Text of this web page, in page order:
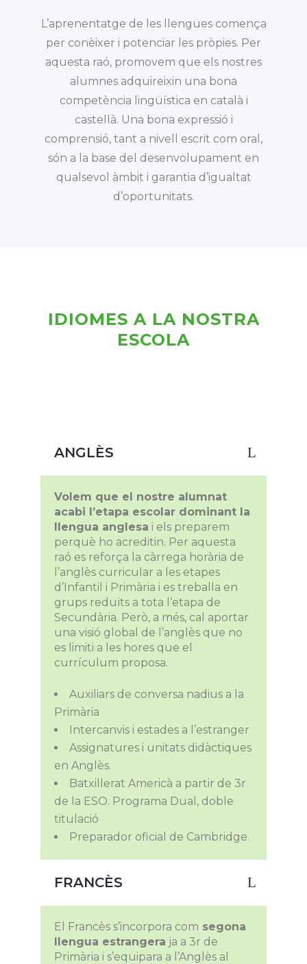
L’aprenentatge de les llengües comença
per conèixer i potenciar les pròpies. Per
aquesta raó, promovem que els nostres
alumnes adquireixin una bona
competència lingüística en català i
castellà. Una bona expressió i
comprensió, tant a nivell escrit com oral,
són a la base del desenvolupament en
qualsevol àmbit i garantia d’igualtat
d’oportunitats.
IDIOMES A LA NOSTRA
ESCOLA
ANGLÈS
Volem que el nostre alumnat
acabi l’etapa escolar dominant la
llengua anglesa i els preparem
perquè ho acreditin. Per aquesta
raó es reforça la càrrega horària de
l’anglès curricular a les etapes
d’Infantil i Primària i es treballa en
grups reduïts a tota l’etapa de
Secundària. Però, a més, cal aportar
una visió global de l’anglès que no
es limiti a les hores que el
currículum proposa.
Auxiliars de conversa nadius a la
Primària
Intercanvis i estades a l’estranger
Assignatures i unitats didàctiques
en Anglès.
Batxillerat Americà a partir de 3r
de la ESO. Programa Dual, doble
titulació
Preparador oficial de Cambridge.
FRANCÈS
El Francès s’incorpora com segona
llengua estrangera ja a 3r de
Primària i s’equipara a l’Anglès al